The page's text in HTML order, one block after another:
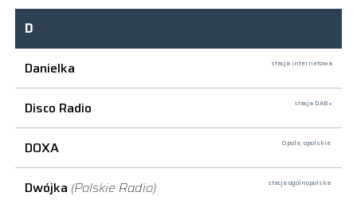
D
Danielka
stacja internetowa
Disco Radio stacja DAB+
DOXA Opole, opolskie
Dwójka (Polskie Radio) stacja ogólnopolska